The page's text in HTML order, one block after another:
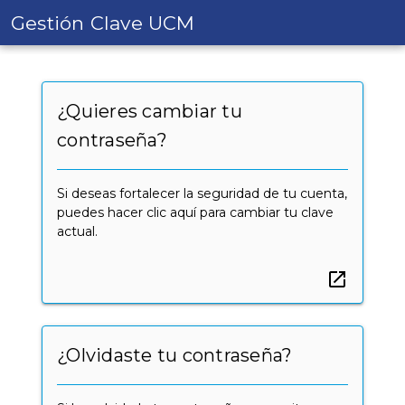
Gestión Clave UCM
¿Quieres cambiar tu
contraseña?
Si deseas fortalecer la seguridad de tu cuenta,
puedes hacer clic aquí para cambiar tu clave
actual.
open_in_new
¿Olvidaste tu contraseña?